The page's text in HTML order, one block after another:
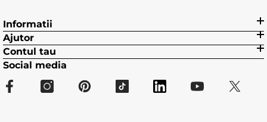
Informatii
Ajutor
Contul tau
Social media